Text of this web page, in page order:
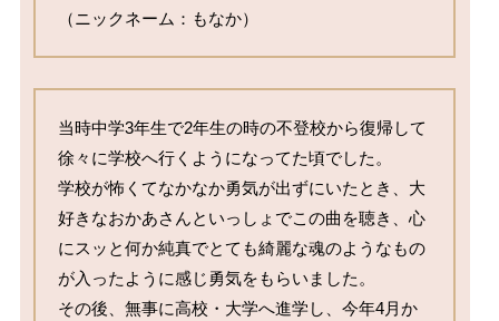
（ニックネーム：もなか）
当時中学3年生で2年生の時の不登校から復帰して
徐々に学校へ行くようになってた頃でした。
学校が怖くてなかなか勇気が出ずにいたとき、大
好きなおかあさんといっしょでこの曲を聴き、心
にスッと何か純真でとても綺麗な魂のようなもの
が入ったように感じ勇気をもらいました。
その後、無事に高校・大学へ進学し、今年4月か